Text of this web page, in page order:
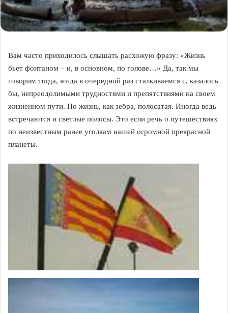
Вам часто приходилось слышать расхожую фразу: «Жизнь
бьет фонтаном – и, в основном, по голове…» Да, так мы
говорим тогда, когда в очередной раз сталкиваемся с, казалось
бы, непреодолимыми трудностями и препятствиями на своем
жизненном пути. Но жизнь, как зебра, полосатая. Иногда ведь
встречаются и светлые полосы. Это если речь о путешествиях
по неизвестным ранее уголкам нашей огромной прекрасной
планеты.